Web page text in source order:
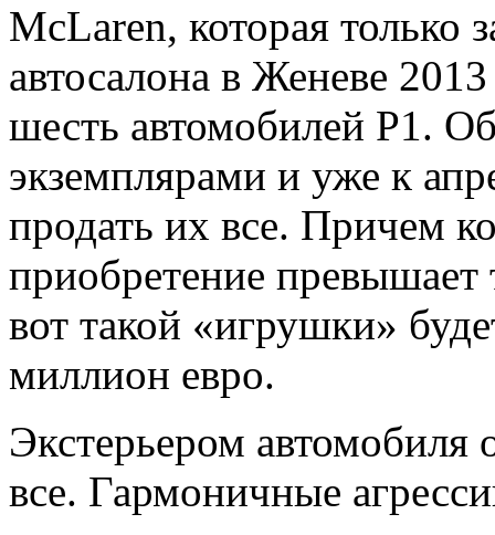
McLaren, которая только
автосалона в Женеве
шесть автомобилей Р1.
экземплярами и уже к
продать их все. Причем
приобретение превышает
вот такой «игрушки»
миллион евро.
Экстерьером автомобиля
все. Гармоничные